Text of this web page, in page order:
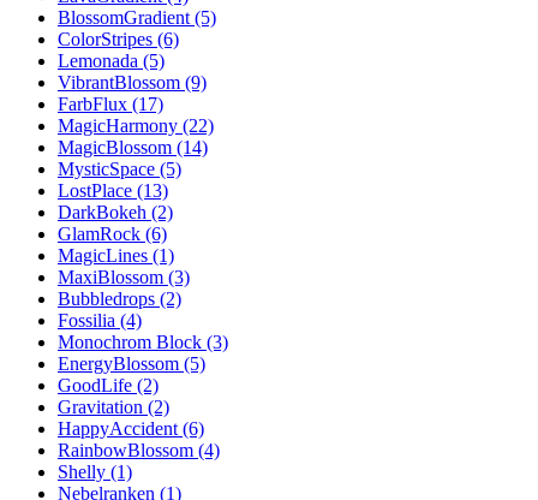
BlossomGradient (5)
ColorStripes (6)
Lemonada (5)
VibrantBlossom (9)
FarbFlux (17)
MagicHarmony (22)
MagicBlossom (14)
MysticSpace (5)
LostPlace (13)
DarkBokeh (2)
GlamRock (6)
MagicLines (1)
MaxiBlossom (3)
Bubbledrops (2)
Fossilia (4)
Monochrom Block (3)
EnergyBlossom (5)
GoodLife (2)
Gravitation (2)
HappyAccident (6)
RainbowBlossom (4)
Shelly (1)
Nebelranken (1)